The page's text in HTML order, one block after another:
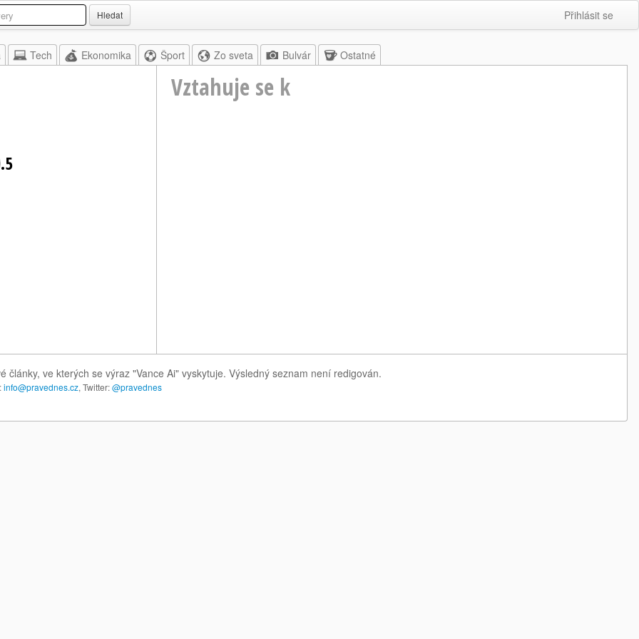
Hledat Přihlásit se
Tech Ekonomika Šport Zo sveta Bulvár Ostatné
Vztahuje se k
články, ve kterých se výraz "Vance Ai" vyskytuje. Výsledný seznam není redigován.
info@pravednes.cz, Twitter:@pravednes